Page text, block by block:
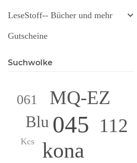
LeseStoff-- Bücher und mehr
Gutscheine
Suchwolke
045
kona
MQ-EZ
112
Blu
061
Kcs